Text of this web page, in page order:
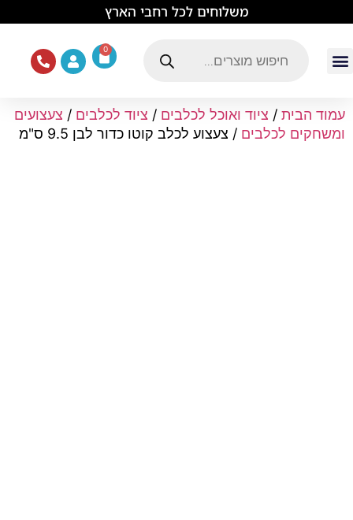
משלוחים לכל רחבי הארץ
0
עמוד הבית / ציוד ואוכל לכלבים / ציוד לכלבים / צעצועים
ומשחקים לכלבים / צעצוע לכלב קוטו כדור לבן 9.5 ס"מ